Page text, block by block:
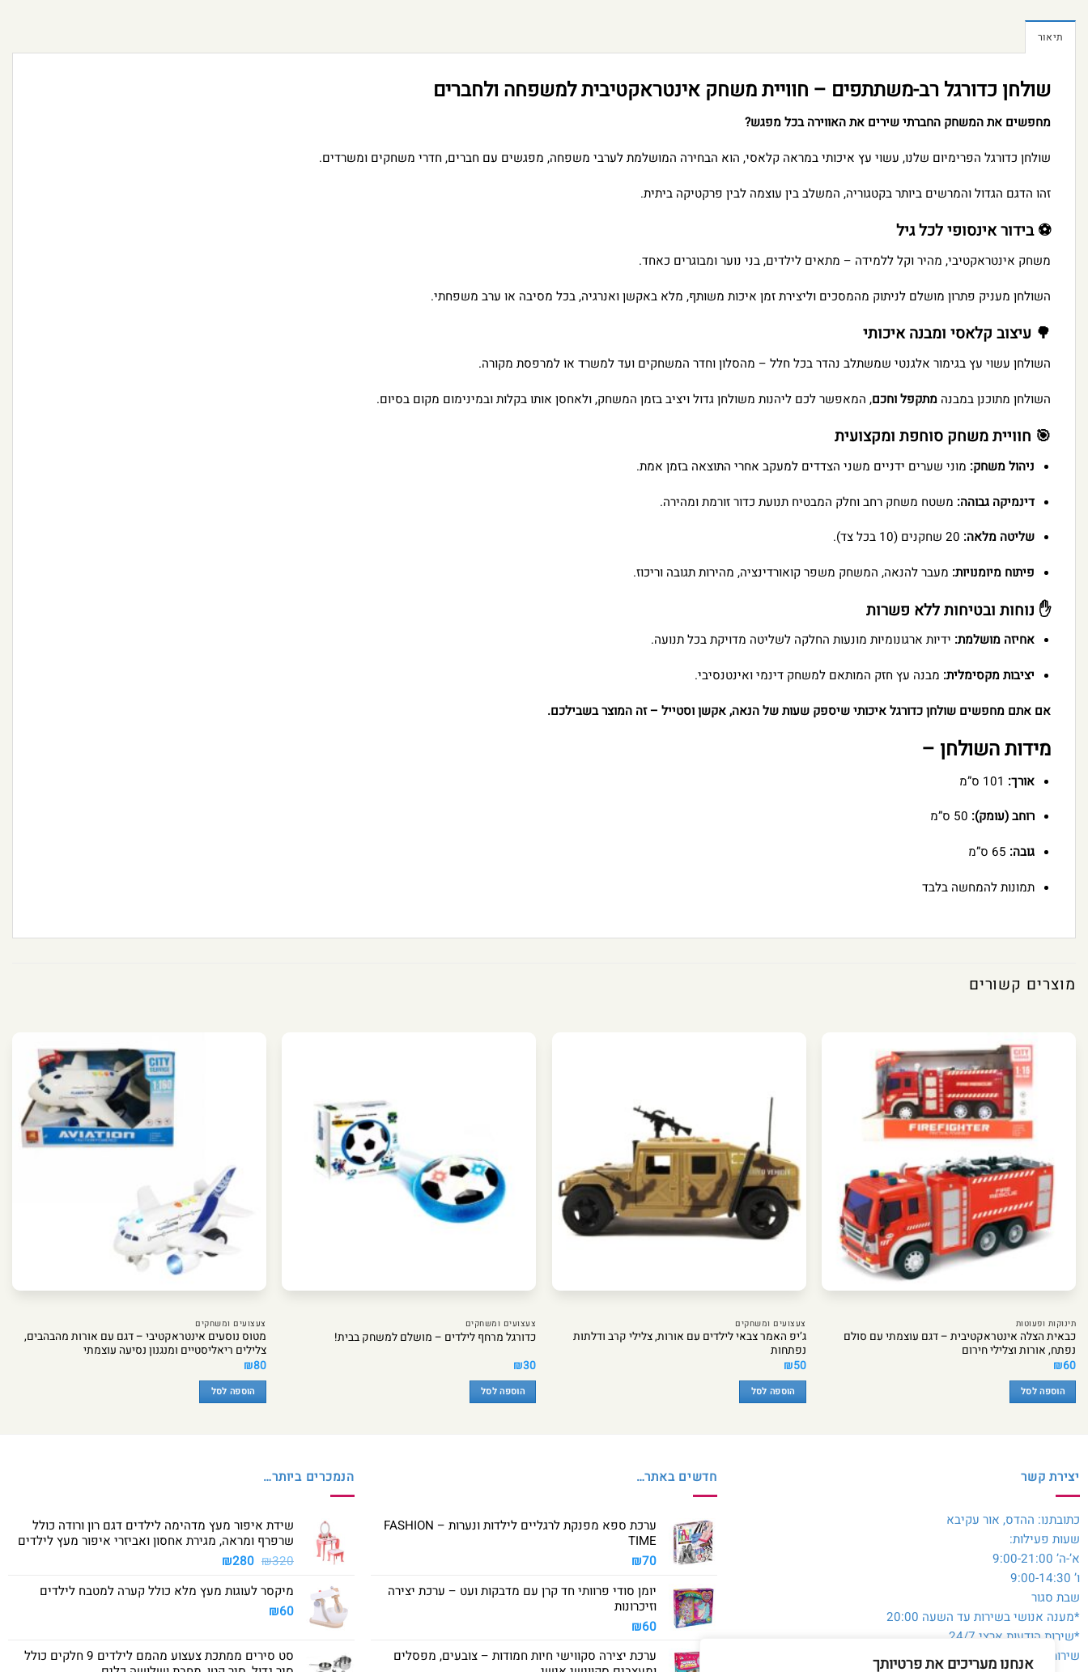
אנחנו מעריכים את פרטיותך
תיאור
שולחן כדורגל רב-משתתפים – חוויית משחק אינטראקטיבית למשפחה ולחברים
מחפשים את המשחק החברתי שירים את האווירה בכל מפגש?
שולחן כדורגל הפרימיום שלנו, עשוי עץ איכותי במראה קלאסי, הוא הבחירה המושלמת לערבי משפחה, מפגשים עם חברים, חדרי משחקים ומשרדים.
זהו הדגם הגדול והמרשים ביותר בקטגוריה, המשלב בין עוצמה לבין פרקטיקה ביתית.
⚽ בידור אינסופי לכל גיל
משחק אינטראקטיבי, מהיר וקל ללמידה – מתאים לילדים, בני נוער ומבוגרים כאחד.
השולחן מעניק פתרון מושלם לניתוק מהמסכים וליצירת זמן איכות משותף, מלא באקשן ואנרגיה, בכל מסיבה או ערב משפחתי.
🌳 עיצוב קלאסי ומבנה איכותי
השולחן עשוי עץ בגימור אלגנטי שמשתלב נהדר בכל חלל – מהסלון וחדר המשחקים ועד למשרד או למרפסת מקורה.
השולחן מתוכנן במבנה מתקפל וחכם, המאפשר לכם ליהנות משולחן גדול ויציב בזמן המשחק, ולאחסן אותו בקלות ובמינימום מקום בסיום.
🎯 חוויית משחק סוחפת ומקצועית
ניהול משחק: מוני שערים ידניים משני הצדדים למעקב אחרי התוצאה בזמן אמת.
דינמיקה גבוהה: משטח משחק רחב וחלק המבטיח תנועת כדור זורמת ומהירה.
שליטה מלאה:
פיתוח מיומנויות: מעבר להנאה, המשחק משפר קואורדינציה, מהירות תגובה וריכוז.
✋ נוחות ובטיחות ללא פשרות
אחיזה מושלמת: ידיות ארגונומיות מונעות החלקה לשליטה מדויקת בכל תנועה.
יציבות מקסימלית: מבנה עץ חזק המותאם למשחק דינמי ואינטנסיבי.
אם אתם מחפשים שולחן כדורגל איכותי שיספק שעות של הנאה, אקשן וסטייל – זה המוצר בשבילכם.
מידות השולחן –
אורך:
רוחב (עומק):
גובה:
תמונות להמחשה בלבד
מוצרים קשורים
תינוקות ופעוטות
כבאית הצלה אינטראקטיבית – דגם עוצמתי עם סולם
נפתח, אורות וצלילי חירום
₪60
הוספה לסל
צעצועים ומשחקים
ג’יפ האמר צבאי לילדים עם אורות, צלילי קרב ודלתות
נפתחות
₪50
הוספה לסל
צעצועים ומשחקים
כדורגל מרחף לילדים – מושלם למשחק בבית!
₪30
הוספה לסל
צעצועים ומשחקים
מטוס נוסעים אינטראקטיבי – דגם עם אורות מהבהבים,
צלילים ריאליסטיים ומנגנון נסיעה עוצמתי
₪80
הוספה לסל
יצירת קשר
כתובתנו: ההדס, אור עקיבא
שעות פעילות:
א’-ה’ 9:00-21:00
ו’ 9:00-14:30
שבת סגור
*מענה אנושי בשירות עד השעה 20:00
*שירות הודעות ארצי 24/7
שירות לקוחות והזמנות:054-3980564
חדשים באתר…
ערכת ספא מפנקת לרגליים לילדות ונערות – FASHION
TIME
₪70
יומן סודי פרוותי חד קרן עם מדבקות ועט – ערכת יצירה
וזיכרונות
₪60
ערכת יצירה סקווישי חיות חמודות – צובעים, מפסלים
הנמכרים ביותר…
שידת איפור מעץ מדהימה לילדים דגם רון ורודה כולל
שרפרף ומראה, מגירת אחסון ואביזרי איפור מעץ לילדים
₪320
המחיר
היה:
₪280 המחיר
הוא:
מיקסר לעוגות מעץ מלא כולל קערה למטבח לילדים
₪60
סט סירים ממתכת צעצוע מהמם לילדים 9 חלקים כולל